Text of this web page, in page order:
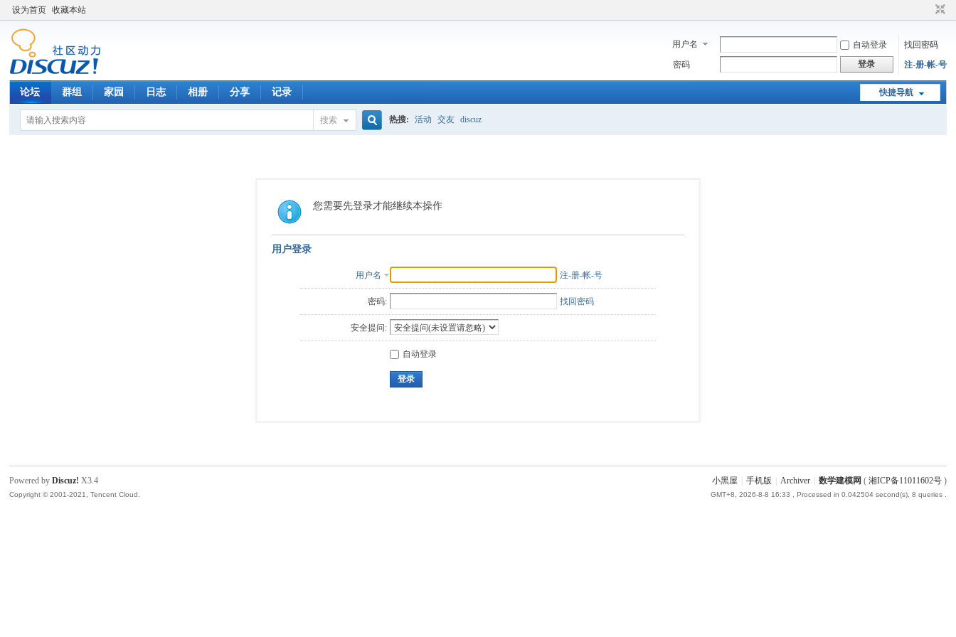
设为首页 收藏本站
用户名 自动登录
找回密码
密码
登录 注-册-帐-号
快捷导航
论坛 群组 家园 日志 相册 分享 记录
搜索
索
热搜: 活动 交友 discuz
您需要先登录才能继续本操作
用户登录
用户名 注-册-帐-号
密码: 找回密码
安全提问:
自动登录
登录
小黑屋 手机版 Archiver 数学建模网 ( 湘ICP备11011602号)
GMT+8, 2026-8-8 16:33 , Processed in 0.042504 second(s), 8 queries .
Powered byDiscuz! X3.4
Copyright © 2001-2021, Tencent Cloud.